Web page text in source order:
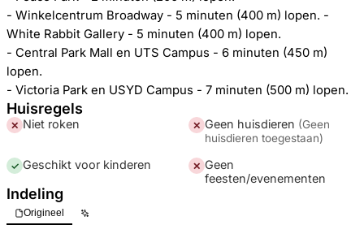
- Winkelcentrum Broadway - 5 minuten (400 m) lopen. -
White Rabbit Gallery - 5 minuten (400 m) lopen.
- Central Park Mall en UTS Campus - 6 minuten (450 m)
lopen.
- Victoria Park en USYD Campus - 7 minuten (500 m) lopen.
Huisregels
✕ Niet roken ✕ Geen huisdieren (Geen
huisdieren toegestaan)
✓ Geschikt voor kinderen ✕ Geen
feesten/evenementen
Indeling
Origineel